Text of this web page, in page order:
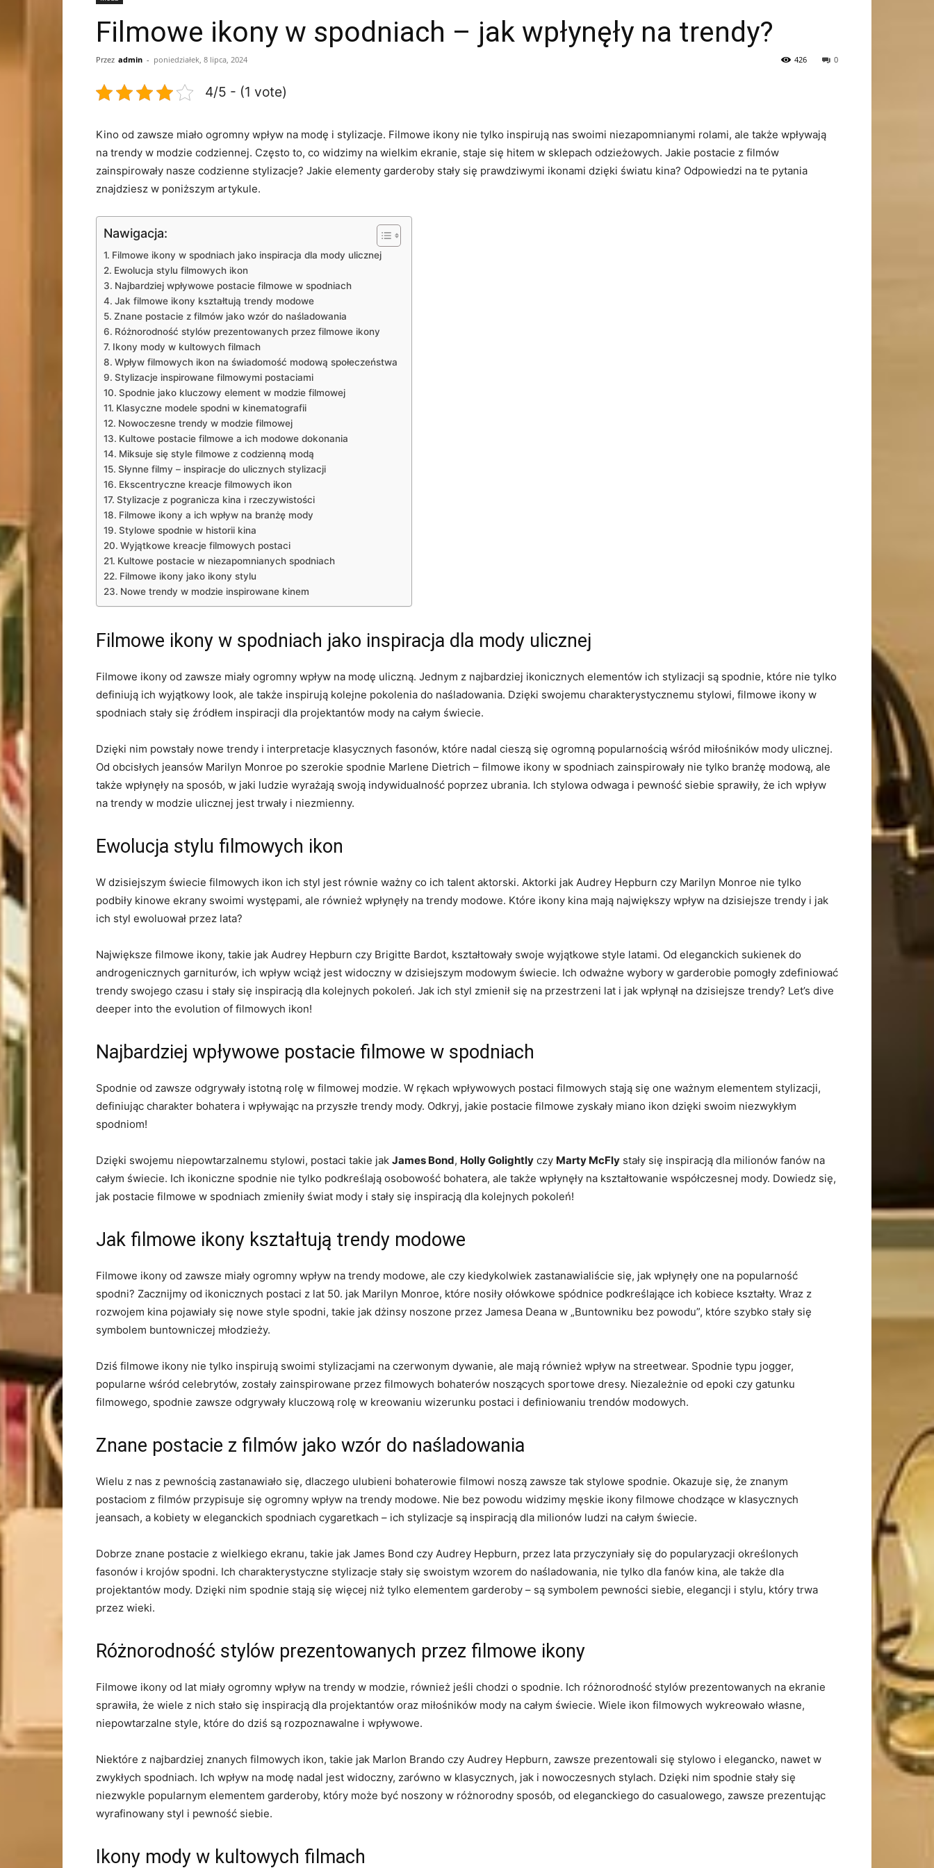
Filmowe ikony w spodniach – jak wpłynęły na trendy?
Przez admin - poniedziałek, 8 lipca, 2024 0
426
4/5 - (1 vote)
Kino‍ od ⁣zawsze ​miało‌ ogromny wpływ na modę i stylizacje. Filmowe ikony nie tylko ​inspirują nas swoimi niezapomnianymi rolami, ale także wpływają
na‌ trendy w ⁣modzie codziennej. Często to, co widzimy⁢ na wielkim ekranie, staje się⁢ hitem w sklepach odzieżowych. ⁤Jakie postacie z filmów
⁢zainspirowały nasze codzienne stylizacje?‍ Jakie elementy garderoby stały się⁤ prawdziwymi ikonami dzięki światu ​kina? Odpowiedzi‍ na te pytania
znajdziesz ⁣w ⁢poniższym⁢ artykule.
Nawigacja:
Filmowe ikony w spodniach jako inspiracja dla mody ulicznej
Ewolucja stylu filmowych ikon
Najbardziej wpływowe postacie filmowe w spodniach
Jak filmowe ikony‌ kształtują ⁤trendy modowe
Znane‍ postacie z filmów jako ⁤wzór do naśladowania
Różnorodność stylów prezentowanych przez filmowe ikony
Ikony mody w kultowych filmach
Wpływ filmowych ikon na‍ świadomość modową społeczeństwa
Stylizacje inspirowane filmowymi postaciami
Spodnie⁤ jako ⁣kluczowy element w‍ modzie filmowej
Klasyczne modele spodni ‍w kinematografii
Nowoczesne ⁣trendy w modzie filmowej
Kultowe ⁣postacie filmowe a‌ ich ​modowe dokonania
Miksuje się style filmowe z codzienną modą
Słynne filmy ‍– inspiracje do ulicznych ​stylizacji
Ekscentryczne kreacje filmowych​ ikon
Stylizacje ‍z ‍pogranicza ​kina i⁣ rzeczywistości
Filmowe ⁤ikony a​ ich wpływ na branżę⁢ mody
Stylowe‌ spodnie w ​historii kina
Wyjątkowe kreacje filmowych postaci
Kultowe postacie w niezapomnianych spodniach
Filmowe ikony jako ikony stylu
Nowe trendy w modzie inspirowane⁢ kinem
Filmowe ikony w spodniach jako inspiracja dla mody ulicznej
Filmowe ikony od zawsze miały ogromny wpływ na⁤ modę uliczną. ‌Jednym z⁣ najbardziej⁢ ikonicznych elementów ich stylizacji są spodnie, które⁣ nie tylko
definiują ich ⁢wyjątkowy ​look,‌ ale także ‍inspirują kolejne pokolenia do ‍naśladowania. Dzięki ‌swojemu charakterystycznemu stylowi, filmowe ikony w
spodniach stały się⁢ źródłem inspiracji dla projektantów⁤ mody na całym świecie.
Dzięki​ nim powstały ⁣nowe trendy i​ interpretacje klasycznych fasonów, które nadal cieszą ‌się ogromną​ popularnością wśród miłośników mody ‍ulicznej.​
Od obcisłych​ jeansów Marilyn Monroe po szerokie spodnie Marlene Dietrich – filmowe ikony w ⁣spodniach zainspirowały nie tylko branżę modową, ⁢ale
także wpłynęły na sposób, ⁢w jaki ludzie wyrażają swoją ⁣indywidualność poprzez ubrania. Ich stylowa odwaga i pewność siebie sprawiły, że ich ⁢wpływ​
na trendy w modzie ulicznej jest ⁢trwały i niezmienny.
Ewolucja stylu filmowych ikon
W dzisiejszym świecie filmowych ikon ich‌ styl jest równie ważny co ich talent aktorski. Aktorki jak Audrey ⁣Hepburn ‍czy ‌Marilyn Monroe nie tylko​
podbiły kinowe ekrany swoimi występami, ⁢ale również wpłynęły na trendy⁤ modowe. Które ikony kina mają największy ‍wpływ na dzisiejsze ⁢trendy i ​jak
ich styl ewoluował ‌przez lata?
Największe⁣ filmowe ikony, takie jak Audrey ⁢Hepburn czy Brigitte ‍Bardot, ‌kształtowały swoje wyjątkowe style latami. ​Od eleganckich sukienek do
androgenicznych garniturów, ich ‌wpływ wciąż⁢ jest widoczny w dzisiejszym modowym świecie. Ich odważne wybory w garderobie pomogły⁣ zdefiniować
trendy swojego czasu i stały się ⁤inspiracją dla kolejnych pokoleń. Jak⁢ ich styl zmienił się ⁢na przestrzeni lat i jak ⁣wpłynął ⁢na⁣ dzisiejsze ‍trendy? ⁣Let’s dive
deeper into ⁢the evolution of filmowych ikon!
Najbardziej wpływowe postacie filmowe w spodniach
Spodnie ‌od‍ zawsze ‍odgrywały istotną rolę w ​filmowej modzie. W rękach wpływowych postaci ⁣filmowych stają się one ważnym elementem stylizacji,
definiując charakter‍ bohatera i wpływając na przyszłe trendy mody. Odkryj,⁣ jakie postacie ‍filmowe ⁢zyskały miano​ ikon dzięki swoim niezwykłym‌
spodniom!
Dzięki swojemu niepowtarzalnemu stylowi, postaci takie jak‌ James‌ Bond, Holly Golightly czy Marty McFly stały się inspiracją dla milionów fanów na
całym‍ świecie. Ich ikoniczne spodnie nie tylko podkreślają osobowość bohatera, ale‌ także wpłynęły na kształtowanie współczesnej mody. Dowiedz się,
jak postacie ⁤filmowe w spodniach​ zmieniły świat mody⁢ i stały się inspiracją dla​ kolejnych pokoleń!
Jak filmowe ikony‌ kształtują ⁤trendy modowe
Filmowe ikony od ⁤zawsze miały​ ogromny wpływ na trendy ⁤modowe,‌ ale czy kiedykolwiek zastanawialiście się, jak⁣ wpłynęły one na popularność
spodni? Zacznijmy od ikonicznych postaci z ‌lat 50. jak Marilyn Monroe, ⁢które nosiły⁤ ołówkowe spódnice podkreślające ich kobiece kształty. Wraz z
rozwojem kina pojawiały się nowe​ style spodni,‌ takie jak ​dżinsy⁣ noszone⁣ przez Jamesa ‍Deana w „Buntowniku bez powodu”,​ które ‌szybko ⁢stały się
symbolem buntowniczej młodzieży.
Dziś filmowe ikony nie tylko⁤ inspirują swoimi stylizacjami‍ na czerwonym dywanie,⁣ ale mają również wpływ⁣ na streetwear. Spodnie typu jogger,
popularne wśród celebrytów, zostały zainspirowane przez filmowych ⁣bohaterów ‍noszących sportowe dresy. ​Niezależnie ‌od epoki ⁤czy gatunku
filmowego, spodnie‍ zawsze odgrywały kluczową rolę w kreowaniu ⁢wizerunku postaci i definiowaniu trendów modowych.
Znane‍ postacie z filmów jako ⁤wzór do naśladowania
Wielu ⁢z nas⁢ z pewnością zastanawiało ​się, dlaczego ulubieni bohaterowie filmowi noszą zawsze‍ tak stylowe spodnie.​ Okazuje się, że znanym
postaciom ‍z filmów przypisuje się​ ogromny wpływ na trendy modowe. ⁤Nie bez powodu widzimy męskie ikony ‌filmowe chodzące w klasycznych
jeansach, a kobiety ⁤w eleganckich spodniach cygaretkach – ​ich ⁢stylizacje​ są inspiracją dla milionów ludzi na całym świecie.
Dobrze znane postacie z ⁣wielkiego⁢ ekranu,‍ takie ​jak⁢ James Bond czy Audrey Hepburn, przez lata przyczyniały się do popularyzacji określonych
fasonów i ​krojów spodni. ⁣Ich charakterystyczne stylizacje stały się swoistym wzorem do naśladowania, nie tylko ⁢dla​ fanów kina, ale także dla
projektantów mody. Dzięki nim spodnie ​stają się⁤ więcej niż⁤ tylko elementem garderoby ‍– są‌ symbolem pewności siebie, elegancji i stylu, który⁢ trwa​
przez wieki.
Różnorodność stylów prezentowanych przez filmowe ikony
Filmowe ‌ikony od lat miały ogromny wpływ‍ na trendy w modzie, również jeśli chodzi o ⁢spodnie. Ich‌ różnorodność stylów prezentowanych na ekranie
sprawiła, że‌ wiele ⁢z nich stało ⁢się inspiracją dla projektantów‌ oraz miłośników mody na całym świecie. Wiele ikon filmowych wykreowało własne,
niepowtarzalne⁢ style, które‍ do dziś są rozpoznawalne i⁣ wpływowe.
Niektóre ⁢z najbardziej‍ znanych​ filmowych ikon, takie jak Marlon Brando czy⁣ Audrey Hepburn, ‍zawsze‍ prezentowali⁣ się ⁢stylowo i elegancko, nawet w
⁢zwykłych​ spodniach. Ich wpływ na ‍modę nadal jest widoczny,⁢ zarówno w klasycznych, jak i nowoczesnych stylach. Dzięki⁢ nim⁣ spodnie stały się
niezwykle popularnym elementem garderoby, który może być noszony ‌w ⁤różnorodny sposób, ​od eleganckiego do ​casualowego, ⁤zawsze prezentując
wyrafinowany styl ​i pewność siebie.
Ikony mody w kultowych filmach